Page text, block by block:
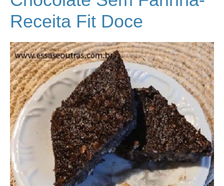
Receita Fit Doce